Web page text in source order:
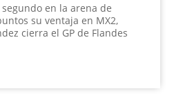
en la arena de
su ventaja en MX2,
cierra el GP de Flandes